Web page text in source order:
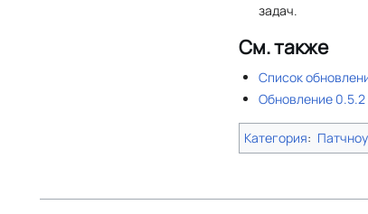
задач.
См. также
Список
Обновление 0.5.2
Категория: